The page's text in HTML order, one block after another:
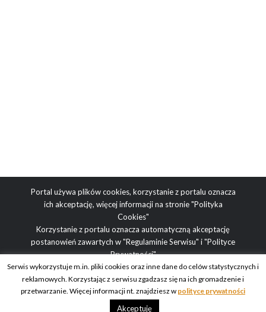
Portal używa plików cookies, korzystanie z portalu oznacza
ich akceptację, więcej informacji na stronie"Polityka
Cookies"
Korzystanie z portalu oznacza automatyczną akceptację
postanowień zawartych w"Regulaminie Serwisu" i"Polityce
Prywatności"
Adres redakcji: ul. Obrazkowa 2, 03-188 Warszawa | tel.
redakcyjny: +48 512 936 995 | e-mail: blog@obcasy.pl
Serwis wykorzystuje m.in. pliki cookies oraz inne dane do celów statystycznych i
reklamowych. Korzystając z serwisu zgadzasz się na ich gromadzenie i
przetwarzanie. Więcej informacji nt. znajdziesz w polityce prywatności
Akceptuję